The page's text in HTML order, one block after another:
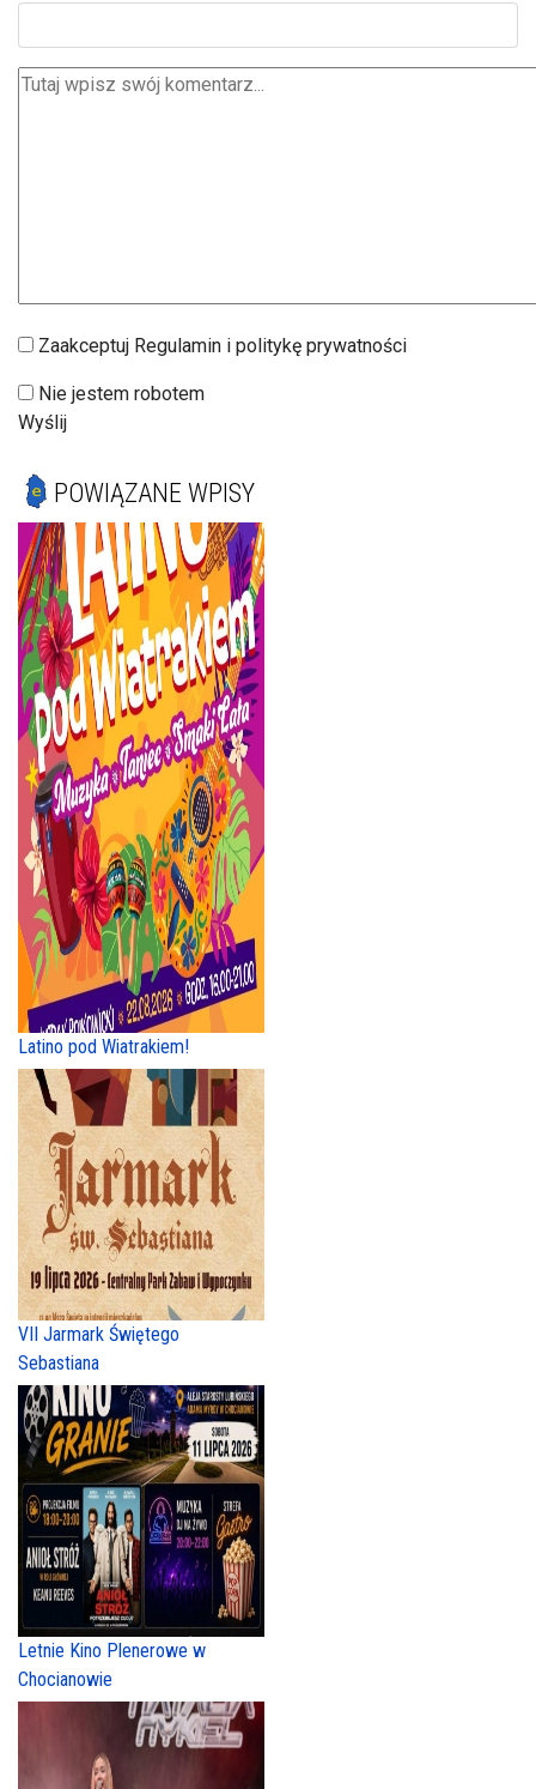
Zaakceptuj Regulamin i politykę prywatności
Nie jestem robotem
Wyślij
POWIĄZANE WPISY
Latino pod Wiatrakiem!
VII Jarmark Świętego
Sebastiana
Letnie Kino Plenerowe w
Chocianowie